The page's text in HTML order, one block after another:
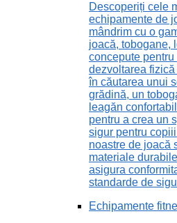
Descoperiți cele
echipamente de
mândrim cu o
joacă, tobogane,
concepute
dezvoltarea
în căutarea unui
grădină, un
leagăn
pentru a crea un
sigur pentru
noastre de joacă
materiale
asigura
standarde de
Echipamente